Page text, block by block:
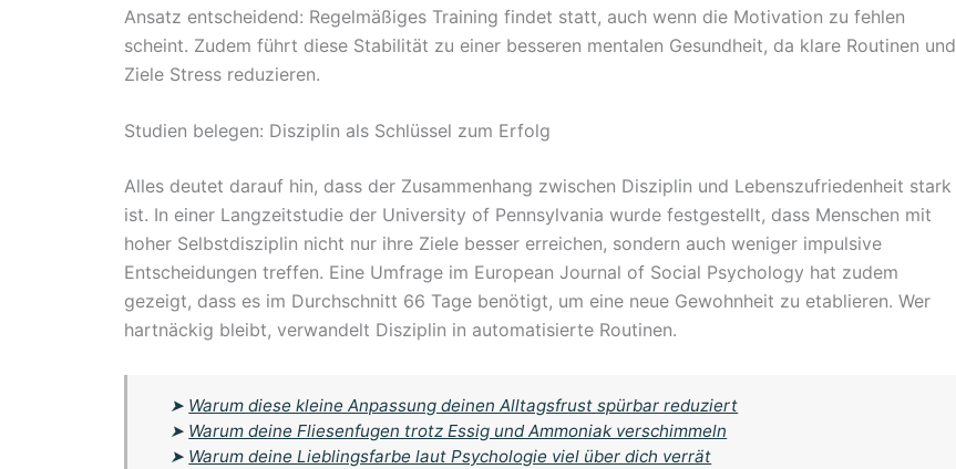
Ansatz entscheidend: Regelmäßiges Training findet statt, auch wenn die Motivation zu fehlen
scheint. Zudem führt diese Stabilität zu einer besseren mentalen Gesundheit, da klare Routinen und
Ziele Stress reduzieren.
Studien belegen: Disziplin als Schlüssel zum Erfolg
Alles deutet darauf hin, dass der Zusammenhang zwischen Disziplin und Lebenszufriedenheit stark
ist. In einer Langzeitstudie der University of Pennsylvania wurde festgestellt, dass Menschen mit
hoher Selbstdisziplin nicht nur ihre Ziele besser erreichen, sondern auch weniger impulsive
Entscheidungen treffen. Eine Umfrage im European Journal of Social Psychology hat zudem
gezeigt, dass es im Durchschnitt 66 Tage benötigt, um eine neue Gewohnheit zu etablieren. Wer
hartnäckig bleibt, verwandelt Disziplin in automatisierte Routinen.
➤ Warum diese kleine Anpassung deinen Alltagsfrust spürbar reduziert
➤ Warum deine Fliesenfugen trotz Essig und Ammoniak verschimmeln
➤ Warum deine Lieblingsfarbe laut Psychologie viel über dich verrät